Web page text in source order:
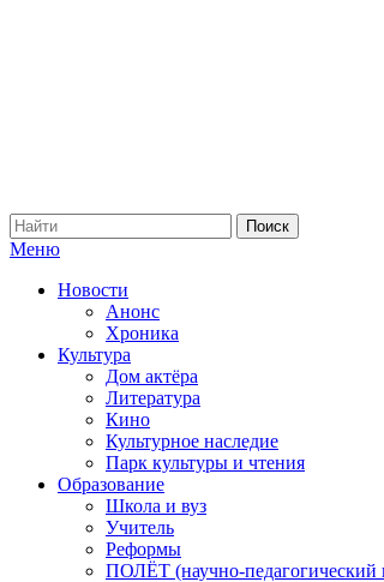
Меню
Новости
Анонс
Хроника
Культура
Дом актёра
Литература
Кино
Культурное наследие
Парк культуры и чтения
Образование
Школа и вуз
Учитель
Реформы
ПОЛЁТ (научно-педагогический